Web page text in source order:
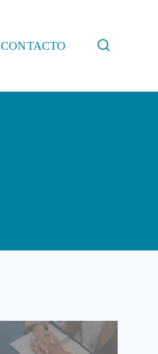
CONTACTO